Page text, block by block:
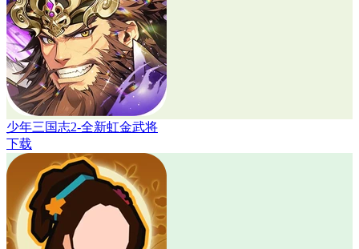
少年三国志2-全新虹金武将
下载